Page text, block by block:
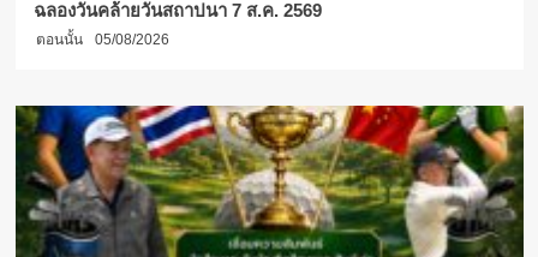
ฉลองวันคล้ายวันสถาปนา 7 ส.ค. 2569
ตอนนั้น 05/08/2026